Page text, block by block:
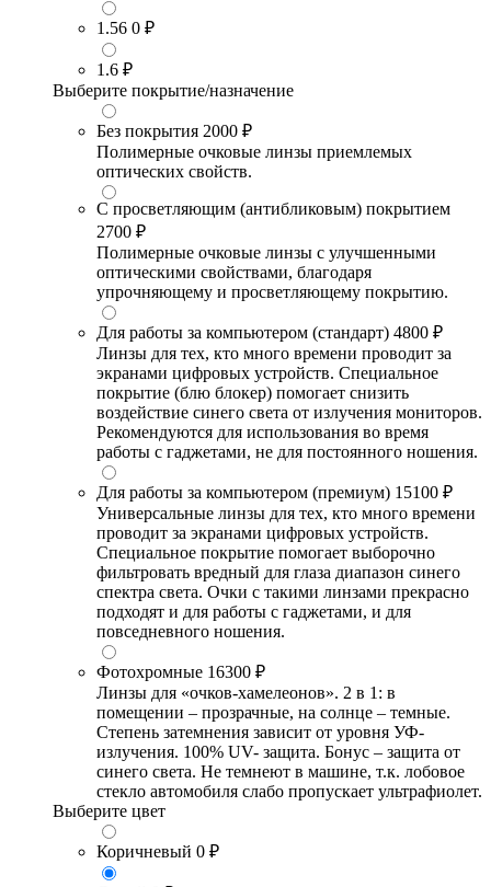
1.56 0 ₽
1.6 ₽
Выберите покрытие/назначение
Без покрытия 2000 ₽
Полимерные очковые линзы приемлемых
оптических свойств.
С просветляющим (антибликовым) покрытием
2700 ₽
Полимерные очковые линзы с улучшенными
оптическими свойствами, благодаря
упрочняющему и просветляющему покрытию.
Для работы за компьютером (стандарт) 4800 ₽
Линзы для тех, кто много времени проводит за
экранами цифровых устройств. Специальное
покрытие (блю блокер) помогает снизить
воздействие синего света от излучения мониторов.
Рекомендуются для использования во время
работы с гаджетами, не для постоянного ношения.
Для работы за компьютером (премиум) 15100 ₽
Универсальные линзы для тех, кто много времени
проводит за экранами цифровых устройств.
Специальное покрытие помогает выборочно
фильтровать вредный для глаза диапазон синего
спектра света. Очки с такими линзами прекрасно
подходят и для работы с гаджетами, и для
повседневного ношения.
Фотохромные 16300 ₽
Линзы для «очков-хамелеонов». 2 в 1: в
помещении – прозрачные, на солнце – темные.
Степень затемнения зависит от уровня УФ-
излучения. 100% UV- защита. Бонус – защита от
синего света. Не темнеют в машине, т.к. лобовое
стекло автомобиля слабо пропускает ультрафиолет.
Выберите цвет
Коричневый 0 ₽